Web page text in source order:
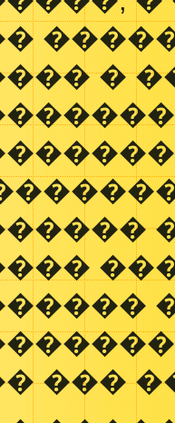
�
���